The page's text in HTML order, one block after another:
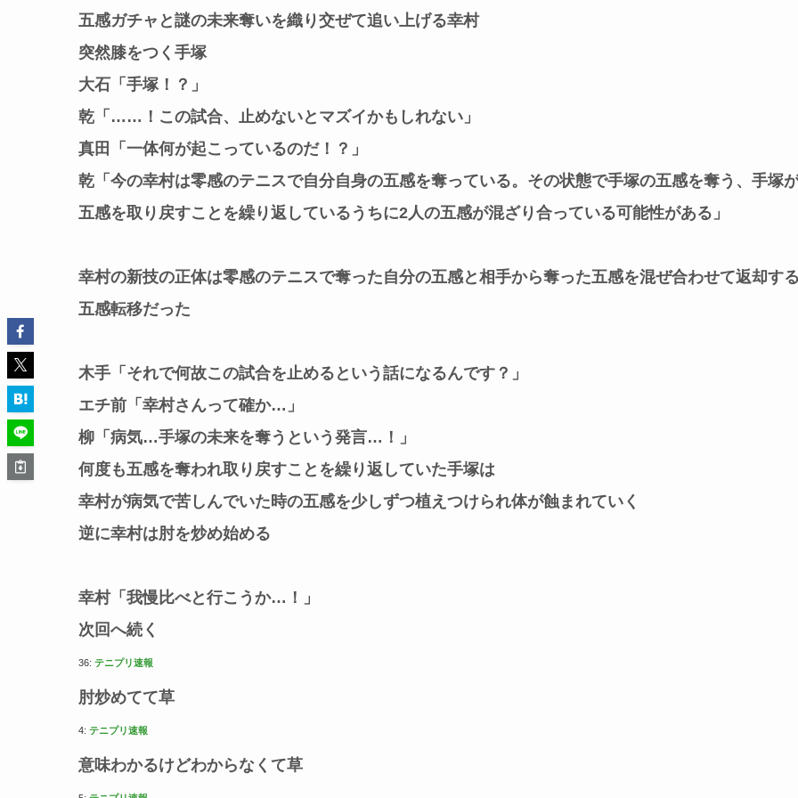
五感ガチャと謎の未来奪いを織り交ぜて追い上げる幸村
突然膝をつく手塚
大石「手塚！？」
乾「……！この試合、止めないとマズイかもしれない」
真田「一体何が起こっているのだ！？」
乾「今の幸村は零感のテニスで自分自身の五感を奪っている。その状態で手塚の五感を奪う、手塚
五感を取り戻すことを繰り返しているうちに2人の五感が混ざり合っている可能性がある」
幸村の新技の正体は零感のテニスで奪った自分の五感と相手から奪った五感を混ぜ合わせて返却す
五感転移だった
木手「それで何故この試合を止めるという話になるんです？」
エチ前「幸村さんって確か…」
柳「病気…手塚の未来を奪うという発言…！」
何度も五感を奪われ取り戻すことを繰り返していた手塚は
幸村が病気で苦しんでいた時の五感を少しずつ植えつけられ体が蝕まれていく
逆に幸村は肘を炒め始める
幸村「我慢比べと行こうか…！」
次回へ続く
36: テニプリ速報
肘炒めてて草
4: テニプリ速報
意味わかるけどわからなくて草